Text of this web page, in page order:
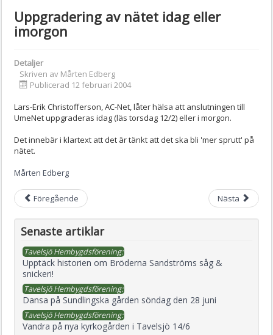
Uppgradering av nätet idag eller
imorgon
Detaljer
Skriven av Mårten Edberg
Publicerad 12 februari 2004
Lars-Erik Christofferson, AC-Net, låter hälsa att anslutningen till
UmeNet uppgraderas idag (läs torsdag 12/2) eller i morgon.
Det innebär i klartext att det är tänkt att det ska bli 'mer sprutt' på
nätet.
Mårten Edberg
Föregående Nästa
Senaste artiklar
Tavelsjö Hembygdsförening:
Upptäck historien om Bröderna Sandströms såg &
snickeri!
Tavelsjö Hembygdsförening:
Dansa på Sundlingska gården söndag den 28 juni
Tavelsjö Hembygdsförening:
Vandra på nya kyrkogården i Tavelsjö 14/6